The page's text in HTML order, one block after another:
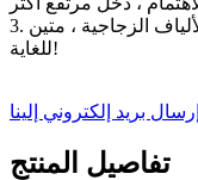
3. مقعد مزدوج عريض للغاية ، مصنوع من الألياف الزجاجية ، متين
للغاية!
إرسال بريد إلكتروني إلينا
تفاصيل المنتج